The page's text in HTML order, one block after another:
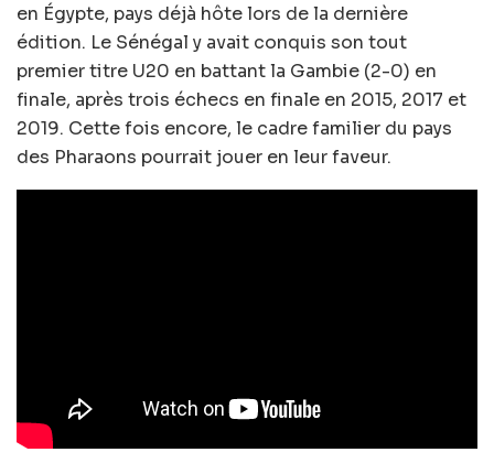
en Égypte, pays déjà hôte lors de la dernière
édition. Le Sénégal y avait conquis son tout
premier titre U20 en battant la Gambie (2-0) en
finale, après trois échecs en finale en 2015, 2017 et
2019. Cette fois encore, le cadre familier du pays
des Pharaons pourrait jouer en leur faveur.